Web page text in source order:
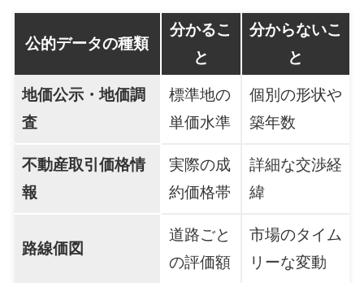
公的データの種類
分かるこ
と
分からないこ
と
地価公示・地価調
査
標準地の
単価水準
個別の形状や
築年数
不動産取引価格情
報
実際の成
約価格帯
詳細な交渉経
緯
路線価図
道路ごと
の評価額
市場のタイム
リーな変動